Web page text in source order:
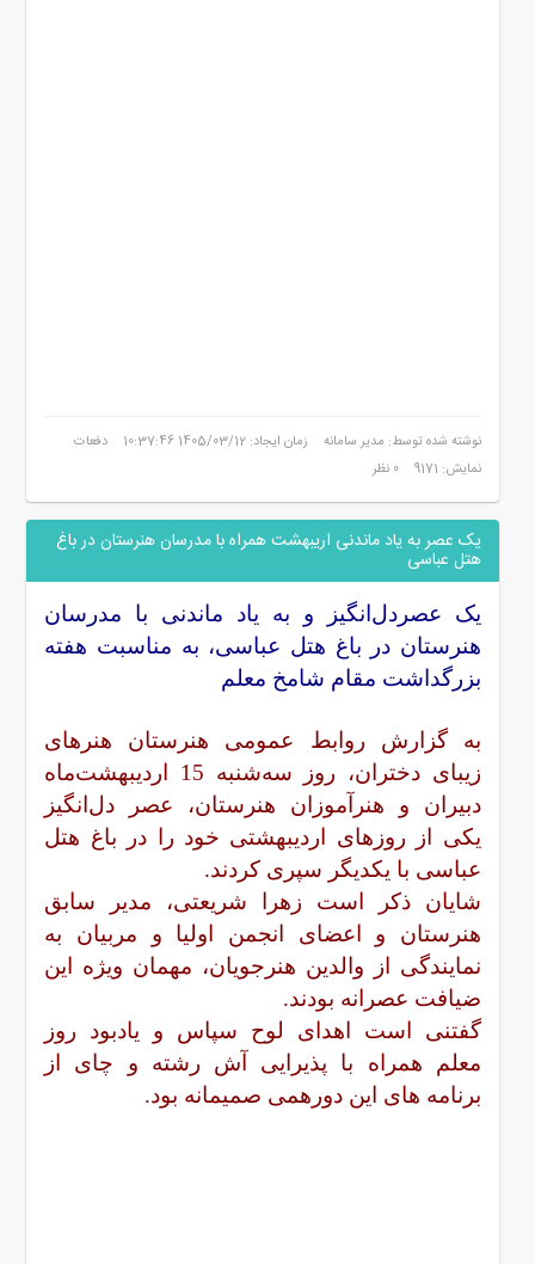
نوشته شده توسط: مدیر سامانه زمان ایجاد: 1405/03/12 10:37:46
دفعات
نمایش: 9171
0 نظر
یک عصر به یاد ماندنی اریبهشت همراه با مدرسان هنرستان در باغ
هتل عباسی
یک عصردل‌انگیز و به یاد ماندنی با مدرسان
هنرستان در باغ هتل عباسی، به مناسبت هفته
بزرگداشت مقام شامخ معلم
به گزارش روابط عمومی هنرستان هنرهای
زیبای دختران، روز سه‌شنبه 15 اردیبهشت‌ماه
دبیران و هنرآموزان هنرستان، عصر دل‌انگیز
یکی از روزهای اردیبهشتی خود را در باغ هتل
عباسی با یکدیگر سپری کردند.
شایان ذکر است زهرا شریعتی، مدیر سابق
هنرستان و اعضای انجمن اولیا و مربیان به
نمایندگی از والدین هنرجویان، مهمان ویژه این
ضیافت عصرانه بودند.
گفتنی است اهدای لوح سپاس و یادبود روز
معلم همراه با پذیرایی آش رشته و چای از
برنامه های این دورهمی صمیمانه بود.